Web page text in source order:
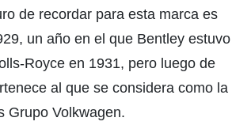
de recordar para esta marca es
un año en el que Bentley estuvo
Royce en 1931, pero luego de
al que se considera como la
Grupo Volkwagen.